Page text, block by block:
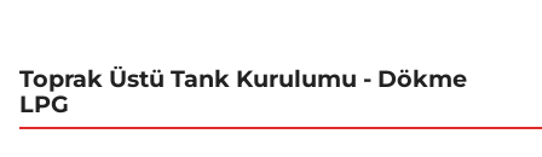
Toprak Üstü Tank Kurulumu - Dökme
LPG